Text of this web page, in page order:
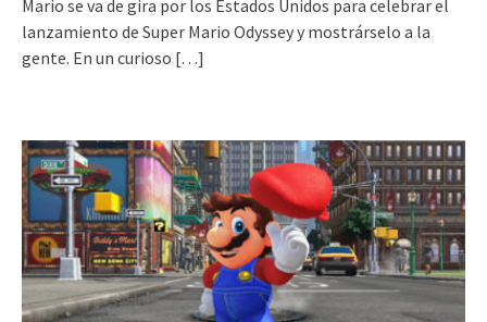
Mario se va de gira por los Estados Unidos para celebrar el
lanzamiento de Super Mario Odyssey y mostrárselo a la
gente. En un curioso […]